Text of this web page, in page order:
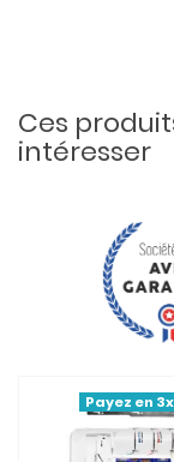
Ces
intéresser
Payez en